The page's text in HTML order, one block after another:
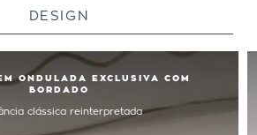
ONDULADA EXCLUSIVA COM
BORDADO
clássica reinterpretada
DESIGN